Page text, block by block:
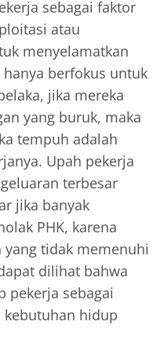
sebagai faktor
atau
menyelamatkan
berfokus untuk
jika mereka
yang buruk, maka
tempuh adalah
Upah pekerja
terbesar
jika banyak
PHK, karena
tidak memenuhi
dilihat bahwa
pekerja sebagai
hidup